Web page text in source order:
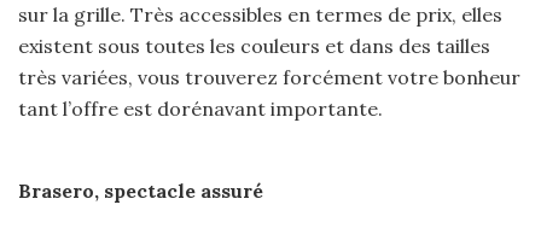
sur la grille. Très accessibles en termes de prix, elles
existent sous toutes les couleurs et dans des tailles
très variées, vous trouverez forcément votre bonheur
tant l’offre est dorénavant importante.
Brasero, spectacle assuré